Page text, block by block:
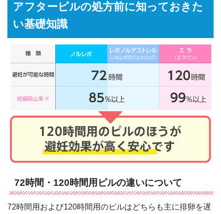
アフターピルの処方前に知っておきた
い基礎知識
72時間・120時間用ピルの違いについて
72時間用および120時間用のピルはどちらも主に排卵を遅